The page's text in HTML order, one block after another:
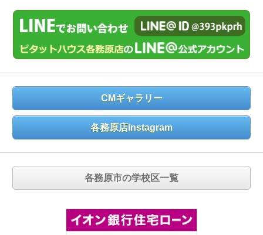
CMギャラリー
各務原店Instagram
各務原市の学校区一覧